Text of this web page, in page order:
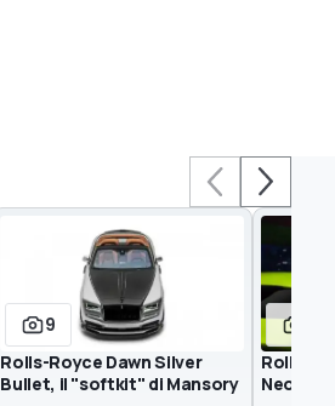
9
Rolls-Royce Dawn Silver
Bullet, il "softkit" di Mansory
Rolls-
Neon